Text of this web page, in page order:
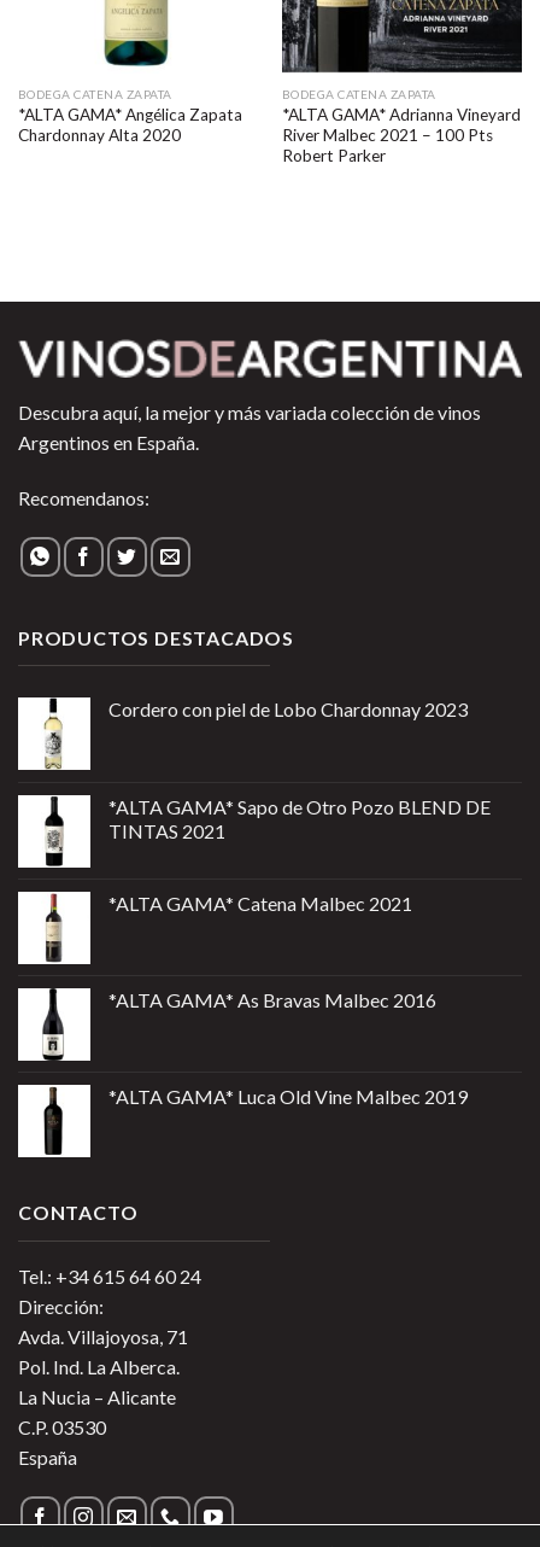
BODEGA CATENA ZAPATA
*ALTA GAMA* Angélica Zapata
Chardonnay Alta 2020
BODEGA CATENA ZAPATA
*ALTA GAMA* Adrianna Vineyard
River Malbec 2021 – 100 Pts
Robert Parker
Descubra aquí, la mejor y más variada colección de vinos
Argentinos en España.
Recomendanos:
PRODUCTOS DESTACADOS
Cordero con piel de Lobo Chardonnay 2023
*ALTA GAMA* Sapo de Otro Pozo BLEND DE
TINTAS 2021
*ALTA GAMA* Catena Malbec 2021
*ALTA GAMA* As Bravas Malbec 2016
*ALTA GAMA* Luca Old Vine Malbec 2019
CONTACTO
Tel.: +34 615 64 60 24
Dirección:
Avda. Villajoyosa, 71
Pol. Ind. La Alberca.
La Nucia – Alicante
C.P. 03530
España